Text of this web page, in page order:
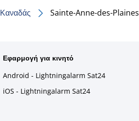
Καναδάς Sainte-Anne-des-Plaines
Εφαρμογή για κινητό
Android - Lightningalarm Sat24
iOS - Lightningalarm Sat24